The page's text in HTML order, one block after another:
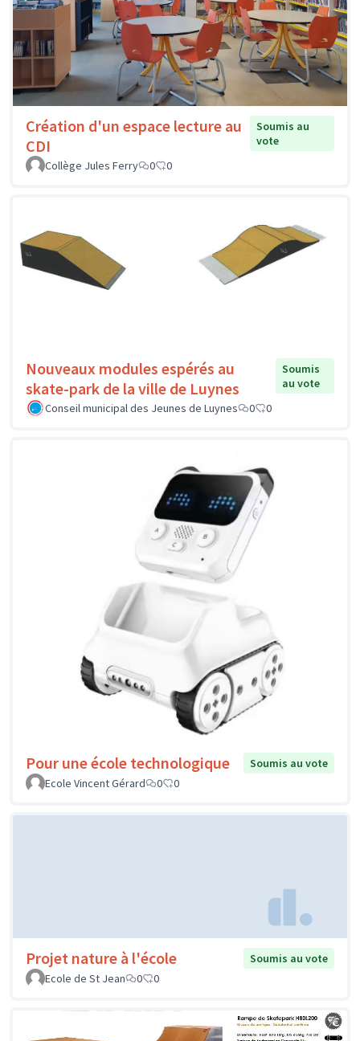
Création d'un espace lecture au
CDI
Soumis au
vote
Collège Jules Ferry
0 0
Nouveaux modules espérés au
skate-park de la ville de Luynes
Soumis
au vote
Conseil municipal des Jeunes de Luynes
0 0
Pour une école technologique
Soumis au vote
Ecole Vincent Gérard
0 0
Projet nature à l'école
Soumis au vote
Ecole de St Jean
0 0